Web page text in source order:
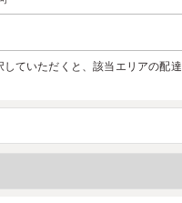
していただくと、該当エリアの配